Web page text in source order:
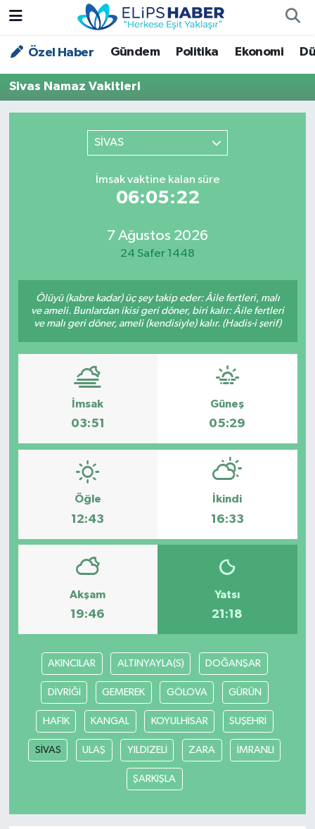
Özel Haber Gündem Politika Ekonomi
Sivas Namaz Vakitleri
SİVAS
İmsak vaktine kalan süre
06:05:22
7 Ağustos 2026
24 Safer 1448
Ölüyü (kabre kadar) üç şey takip eder: Âile fertleri, malı
ve ameli. Bunlardan ikisi geri döner, biri kalır: Âile fertleri
ve malı geri döner, ameli (kendisiyle) kalır. (Hadis-i şerif)
İmsak
03:51
Güneş
05:29
Öğle
12:43
İkindi
16:33
Akşam
19:46
Yatsı
21:18
AKINCILAR ALTINYAYLA(S) DOĞANŞAR
DİVRİĞİ GEMEREK GÖLOVA GÜRÜN
HAFİK KANGAL KOYULHİSAR SUŞEHRİ
SİVAS ULAŞ YILDIZELİ ZARA İMRANLI
ŞARKIŞLA
Özel Haber
Akademi
Magazin
Politika
Yaşam
Çalışma Hayatı
Kadın
2024 Seçim Sonuçları
Nöbetçi Eczaneler
Hava Durumu
Tüm Manşetler
Son Dakika Haberleri